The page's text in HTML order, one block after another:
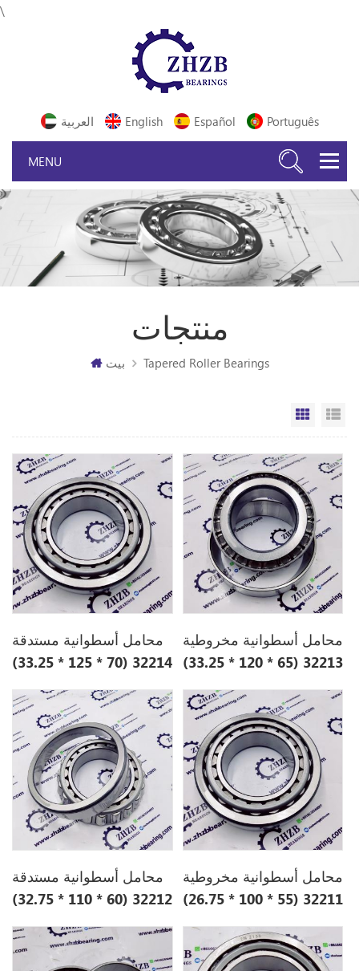
\
العربية English Español Português
منتجات
بيت Tapered Roller Bearings
محامل أسطوانية مستدقة
32214 (70 * 125 * 33.25)
محامل أسطوانية مخروطية
32213 (65 * 120 * 33.25)
محامل أسطوانية مستدقة
32212 (60 * 110 * 32.75)
محامل أسطوانية مخروطية
32211 (55 * 100 * 26.75)